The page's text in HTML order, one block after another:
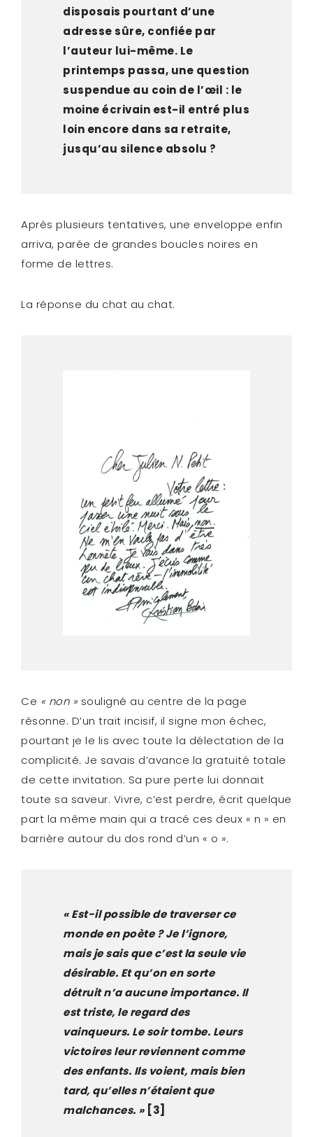
disposais pourtant d’une
adresse sûre, confiée par
l’auteur lui-même. Le
printemps passa, une question
suspendue au coin de l’œil : le
moine écrivain est-il entré plus
loin encore dans sa retraite,
jusqu’au silence absolu ?
Après plusieurs tentatives, une enveloppe enfin
arriva, parée de grandes boucles noires en
forme de lettres.
La réponse du chat au chat.
Ce « non » souligné au centre de la page
résonne. D’un trait incisif, il signe mon échec,
pourtant je le lis avec toute la délectation de la
complicité. Je savais d’avance la gratuité totale
de cette invitation. Sa pure perte lui donnait
toute sa saveur. Vivre, c’est perdre, écrit quelque
part la même main qui a tracé ces deux « n » en
barrière autour du dos rond d’un « o ».
« Est-il possible de traverser ce
monde en poète ? Je l’ignore,
mais je sais que c’est la seule vie
désirable. Et qu’on en sorte
détruit n’a aucune importance. Il
est triste, le regard des
vainqueurs. Le soir tombe. Leurs
victoires leur reviennent comme
des enfants. Ils voient, mais bien
tard, qu’elles n’étaient que
malchances. » [3]